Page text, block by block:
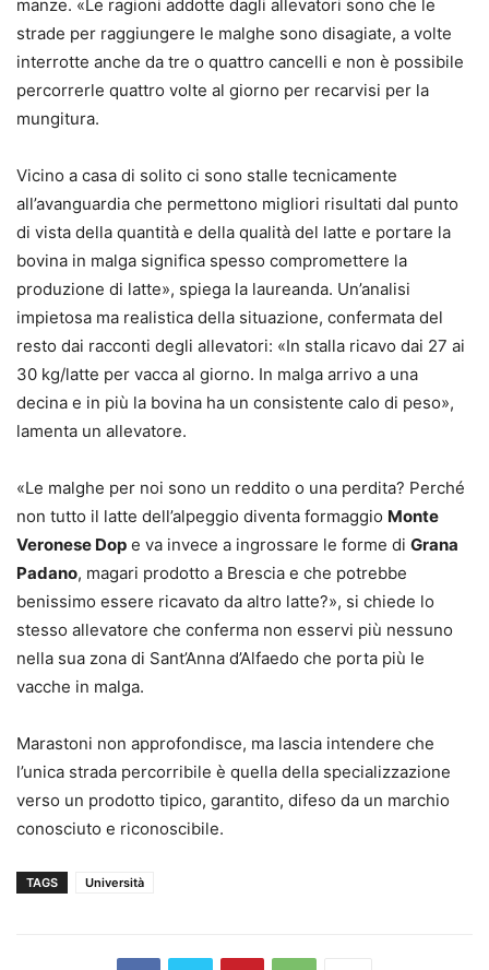
manze. «Le ragioni addotte dagli allevatori sono che le
strade per raggiungere le malghe sono disagiate, a volte
interrotte anche da tre o quattro cancelli e non è possibile
percorrerle quattro volte al giorno per recarvisi per la
mungitura.
Vicino a casa di solito ci sono stalle tecnicamente
all’avanguardia che permettono migliori risultati dal punto
di vista della quantità e della qualità del latte e portare la
bovina in malga significa spesso compromettere la
produzione di latte», spiega la laureanda. Un’analisi
impietosa ma realistica della situazione, confermata del
resto dai racconti degli allevatori: «In stalla ricavo dai 27 ai
30 kg/latte per vacca al giorno. In malga arrivo a una
decina e in più la bovina ha un consistente calo di peso»,
lamenta un allevatore.
«Le malghe per noi sono un reddito o una perdita? Perché
non tutto il latte dell’alpeggio diventa formaggio Monte
Veronese Dop e va invece a ingrossare le forme di Grana
Padano, magari prodotto a Brescia e che potrebbe
benissimo essere ricavato da altro latte?», si chiede lo
stesso allevatore che conferma non esservi più nessuno
nella sua zona di Sant’Anna d’Alfaedo che porta più le
vacche in malga.
Marastoni non approfondisce, ma lascia intendere che
l’unica strada percorribile è quella della specializzazione
verso un prodotto tipico, garantito, difeso da un marchio
conosciuto e riconoscibile.
TAGS Università